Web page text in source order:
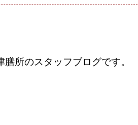
所のスタッフブログです。